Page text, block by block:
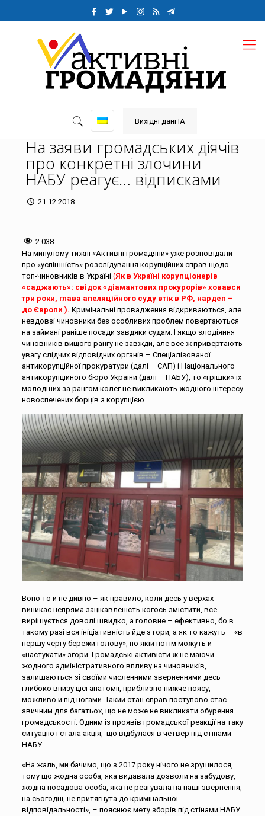
Вихідні дані ІА
На заяви громадських діячів
про конкретні злочини
НАБУ реагує… відписками
21.12.2018
2 038
На минулому тижні «Активні громадяни» уже розповідали
про «успішність» розслідування корупційних справ щодо
топ-чиновників в Україні (Як в Україні корупціонерів
«саджають»: свідок «діамантових прокурорів» ховався
три роки, глава апеляційного суду втік в РФ, нардеп –
до Європи ). Кримінальні провадження відкриваються, але
невдовзі чиновники без особливих проблем повертаються
на займані раніше посади завдяки судам. І якщо злодіяння
чиновників вищого рангу не завжди, але все ж привертають
увагу слідчих відповідних органів – Спеціалізованої
антикорупційної прокуратури (далі – САП) і Національного
антикорупційного бюро України (далі – НАБУ), то «грішки» їх
молодших за рангом колег не викликають жодного інтересу
новоспечених борців з корупцією.
Воно то й не дивно – як правило, коли десь у верхах
виникає непряма зацікавленість когось змістити, все
вирішується доволі швидко, а головне – ефективно, бо в
такому разі вся ініціативність йде з гори, а як то кажуть – «в
першу чергу бережи голову», по якій потім можуть й
«настукати» згори. Громадські активісти ж не маючи
жодного адміністративного впливу на чиновників,
залишаються зі своїми численними зверненнями десь
глибоко внизу цієї анатомії, приблизно нижче поясу,
можливо й під ногами. Такий стан справ поступово стає
звичним для багатьох, що не може не викликати обурення
громадськості. Одним із проявів громадської реакції на таку
ситуацію і стала акція, що відбулася в четвер під стінами
НАБУ.
«На жаль, ми бачимо, що з 2017 року нічого не зрушилося,
тому що жодна особа, яка видавала дозволи на забудову,
жодна посадова особа, яка не реагувала на наші звернення,
на сьогодні, не притягнута до кримінальної
відповідальності», – пояснює мету зборів під стінами НАБУ